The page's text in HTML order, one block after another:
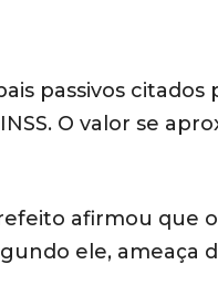
passivos
O valor se
afirmou que
ele, ameaça